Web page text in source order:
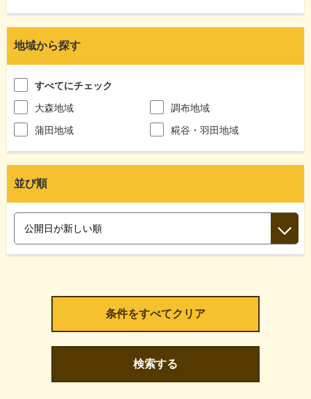
地域から探す
すべてにチェック
大森地域
調布地域
蒲田地域
糀谷・羽田地域
並び順
検索する